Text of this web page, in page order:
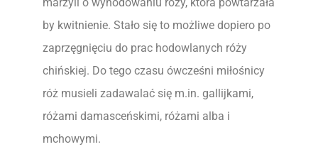
by kwitnienie. Stało się to możliwe dopiero po
zaprzęgnięciu do prac hodowlanych róży
chińskiej. Do tego czasu ówcześni miłośnicy
róż musieli zadawalać się m.in. gallijkami,
różami damasceńskimi, różami alba i
mchowymi.